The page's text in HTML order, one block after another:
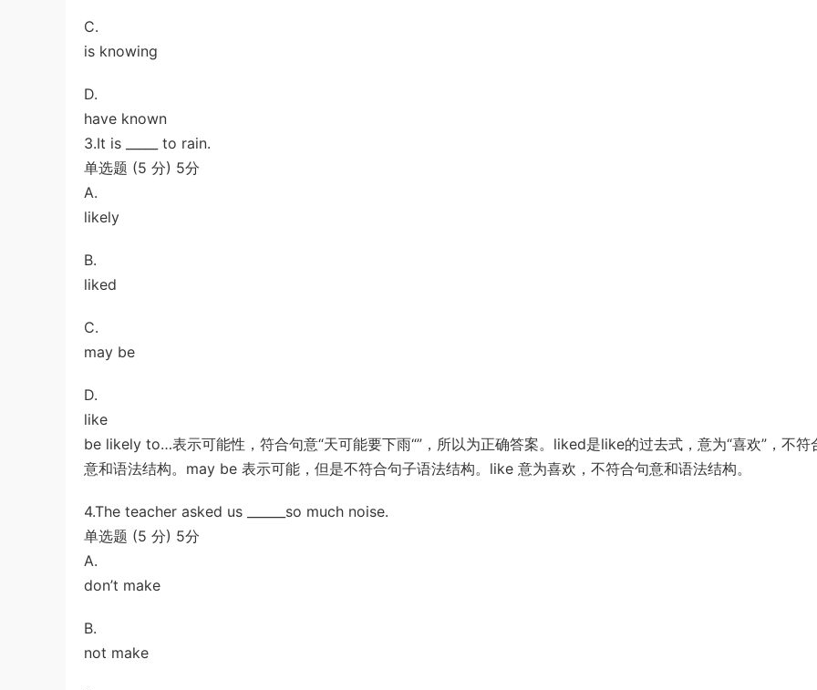
C.
is knowing
D.
have known
3.It is _____ to rain.
单选题 (5 分) 5分
A.
likely
B.
liked
C.
may be
D.
like
be likely to…表示可能性，符合句意“天可能要下雨“”，所以为正确答案。liked是like的过去式，意为“喜欢”，不符
意和语法结构。may be 表示可能，但是不符合句子语法结构。like 意为喜欢，不符合句意和语法结构。
4.The teacher asked us ______so much noise.
单选题 (5 分) 5分
A.
don’t make
B.
not make